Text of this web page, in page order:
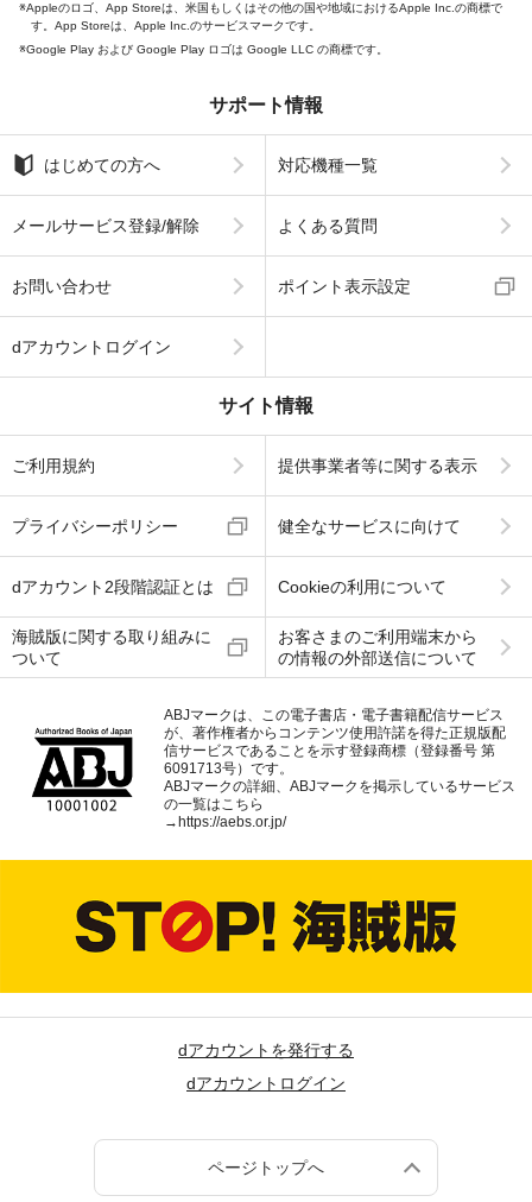
Appleのロゴ、App Storeは、米国もしくはその他の国や地域におけるApple Inc.の商標で
す。App Storeは、Apple Inc.のサービスマークです。
Google Play および Google Play ロゴは Google LLC の商標です。
サポート情報
はじめての方へ 対応機種一覧
メールサービス登録/解除 よくある質問
お問い合わせ ポイント表示設定
dアカウントログイン
サイト情報
ご利用規約 提供事業者等に関する表示
プライバシーポリシー 健全なサービスに向けて
dアカウント2段階認証とは Cookieの利用について
海賊版に関する取り組みに
ついて
お客さまのご利用端末から
の情報の外部送信について
ABJマークは、この電子書店・電子書籍配信サービス
が、著作権者からコンテンツ使用許諾を得た正規版配
信サービスであることを示す登録商標（登録番号 第
6091713号）です。
ABJマークの詳細、ABJマークを掲示しているサービス
の一覧はこちら
→ https://aebs.or.jp/
dアカウントを発行する
dアカウントログイン
ページトップへ